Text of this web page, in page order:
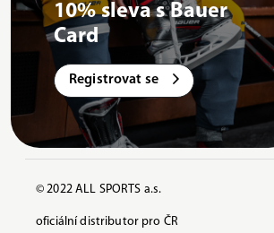
10% sleva s Bauer
Card
Registrovat se
© 2022 ALL SPORTS a.s.
oficiální distributor pro ČR